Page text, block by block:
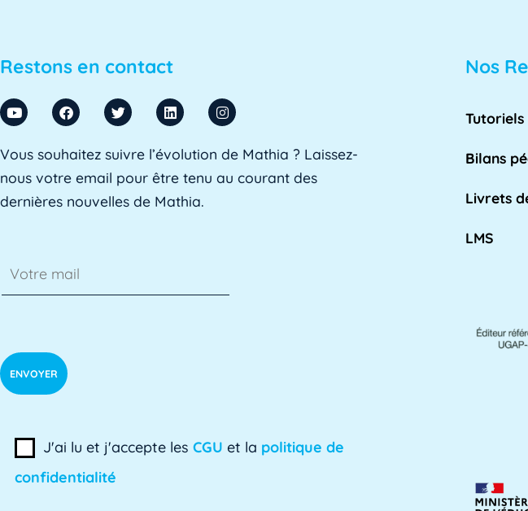
ADSI-ESR est l'acronyme de l'Association professionnelle des directeurs des
L'AE, ou Adaptation à l'emploi, est un dispositif mis en place par l'Éducation
L'Assistant d'Éducation (AED) est un personnel non-enseignant qui travaille dans
La division des affaires académiques est chargée de soutenir l'apprentissage et
Restons en contact
Vous souhaitez suivre l’évolution de Mathia ? Laissez-
nous votre email pour être tenu au courant des
dernières nouvelles de Mathia.
J'ai lu et j'accepte les CGU et la politique de
confidentialité
Nos
Tutoriels
Bilans
Livrets
LMS